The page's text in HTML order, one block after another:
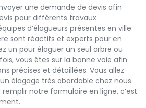
une demande de devis afin
pour différents travaux
d’élagueurs présentes en ville
sont réactifs et experts pour en
un pour élaguer un seul arbre ou
vous êtes sur la bonne voie afin
précises et détaillées. Vous allez
élagage très abordable chez nous.
remplir notre formulaire en ligne, c’est